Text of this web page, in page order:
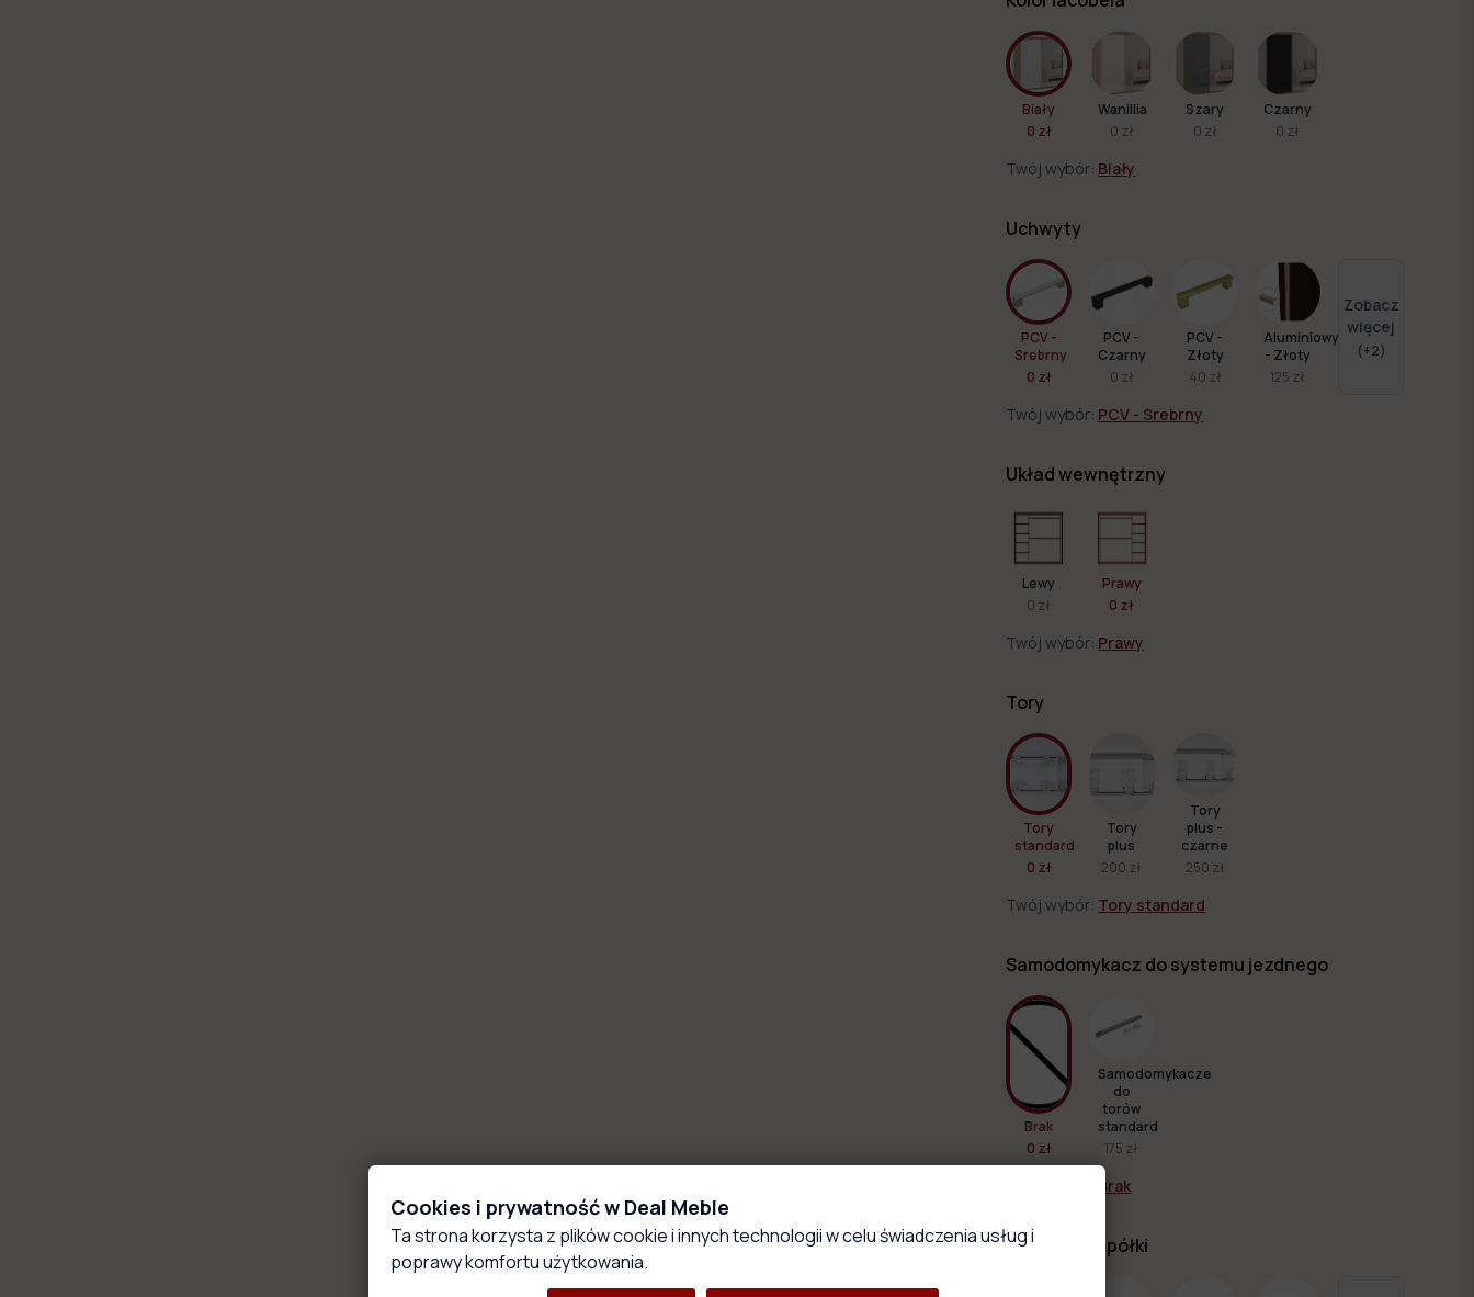
Biały
0 zł
Wanillia
0 zł
Szary
0 zł
Czarny
0 zł
Twój wybór: Biały
Uchwyty
PCV -
Srebrny
0 zł
PCV -
Czarny
0 zł
PCV -
Złoty
40 zł
Aluminiowy
- Złoty
125 zł
Zobacz
więcej
(+2)
Twój wybór: PCV - Srebrny
Układ wewnętrzny
Lewy
0 zł
Prawy
0 zł
Twój wybór: Prawy
Tory
Tory
standard
0 zł
Tory
plus
200 zł
Tory
plus -
czarne
250 zł
Twój wybór: Tory standard
Samodomykacz do systemu jezdnego
Brak
0 zł
Samodomykacze
do
torów
standard
175 zł
Brak
Dodatkowe półki
Cookies i prywatność w Deal Meble
Ta strona korzysta z plików cookie i innych technologii w celu świadczenia usług i
poprawy komfortu użytkowania.